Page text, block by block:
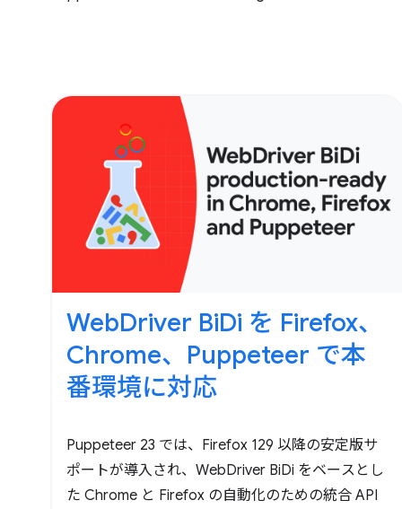
WebDriver BiDi を Firefox、
Chrome、Puppeteer で本
番環境に対応
Puppeteer 23 では、Firefox 129 以降の安定版サ
ポートが導入され、WebDriver BiDi をベースとし
た Chrome と Firefox の自動化のための統合 API